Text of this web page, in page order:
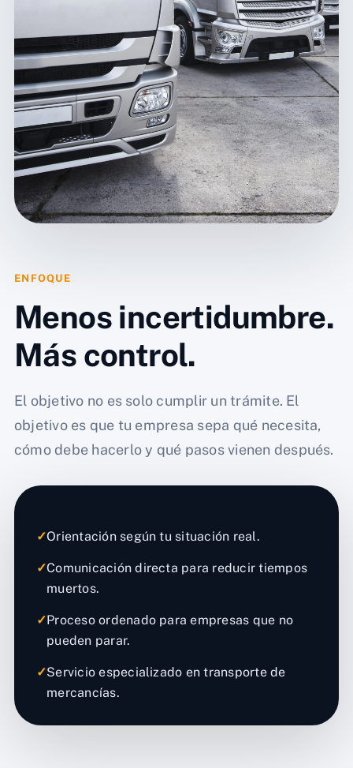
ENFOQUE
Menos incertidumbre.
Más control.
El objetivo no es solo cumplir un trámite. El
objetivo es que tu empresa sepa qué necesita,
cómo debe hacerlo y qué pasos vienen después.
✓Orientación según tu situación real.
✓Comunicación directa para reducir tiempos
muertos.
✓Proceso ordenado para empresas que no
pueden parar.
✓Servicio especializado en transporte de
mercancías.